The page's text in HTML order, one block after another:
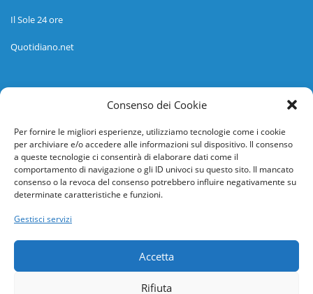
Consenso dei Cookie
Per fornire le migliori esperienze, utilizziamo tecnologie come i cookie
per archiviare e/o accedere alle informazioni sul dispositivo. Il consenso
a queste tecnologie ci consentirà di elaborare dati come il
comportamento di navigazione o gli ID univoci su questo sito. Il mancato
consenso o la revoca del consenso potrebbero influire negativamente su
determinate caratteristiche e funzioni.
Gestisci servizi
Accetta
Rifiuta
Il Sole 24 ore
Quotidiano.net
Informazioni
Help desk
Guida rapida